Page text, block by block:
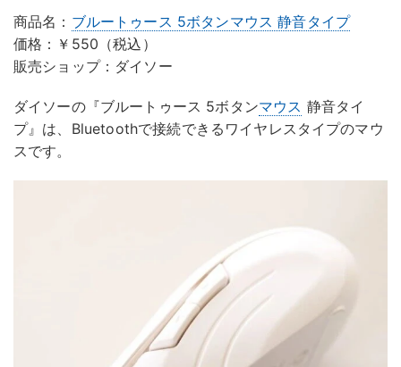
商品名： ブルートゥース 5ボタンマウス 静音タイプ
価格：￥550（税込）
販売ショップ：ダイソー
ダイソーの『ブルートゥース 5ボタンマウス 静音タイ
プ』は、Bluetoothで接続できるワイヤレスタイプのマウ
スです。